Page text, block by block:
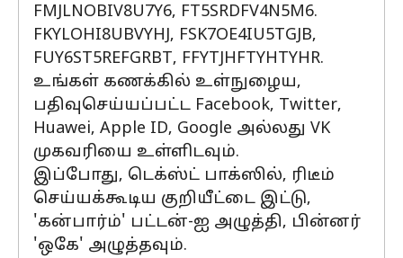
FMJLNOBIV8U7Y6, FT5SRDFV4N5M6.
FKYLOHI8UBVYHJ, FSK7OE4IU5TGJB,
FUY6ST5REFGRBT, FFYTJHFTYHTYHR.
உங்கள் கணக்கில் உள்நுழைய,
பதிவுசெய்யப்பட்ட Facebook, Twitter,
Huawei, Apple ID, Google அல்லது VK
முகவரியை உள்ளிடவும்.
இப்போது, டெக்ஸ்ட் பாக்ஸில், ரிடீம்
செய்யக்கூடிய குறியீட்டை இட்டு,
'கன்பார்ம்' பட்டன்-ஐ அழுத்தி, பின்னர்
'ஒகே' அழுத்தவும்.